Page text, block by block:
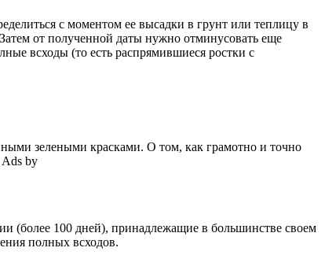
с моментом ее высадки в грунт или теплицу в
от полученной даты нужно отминусовать еще
всходы (то есть распрямившиеся ростки с
зелеными красками. О том, как грамотно и точно
Ads by
(более 100 дней), принадлежащие в большинстве своем
полных всходов.